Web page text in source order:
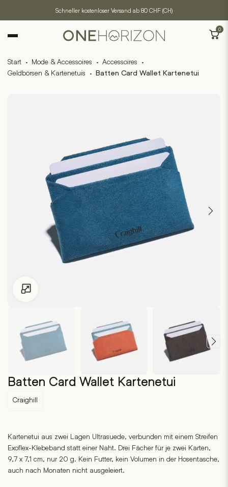
Schneller kostenloser Versand ab 80 CHF (CH)
0
Start · Mode & Accessoires · Accessoires ·
Geldbörsen & Kartenetuis · Batten Card Wallet Kartenetui
Batten Card Wallet Kartenetui
Craighill
Kartenetui aus zwei Lagen Ultrasuede, verbunden mit einem Streifen
Exoflex-Klebeband statt einer Naht. Drei Fächer für je zwei Karten,
9,7 x 7,1 cm, nur 20 g. Kein Futter, kein Volumen in der Hosentasche,
auch nach Monaten nicht ausgeleiert.